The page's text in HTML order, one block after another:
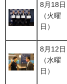
8月18日
（火曜
日）
8月12日
（水曜
日）